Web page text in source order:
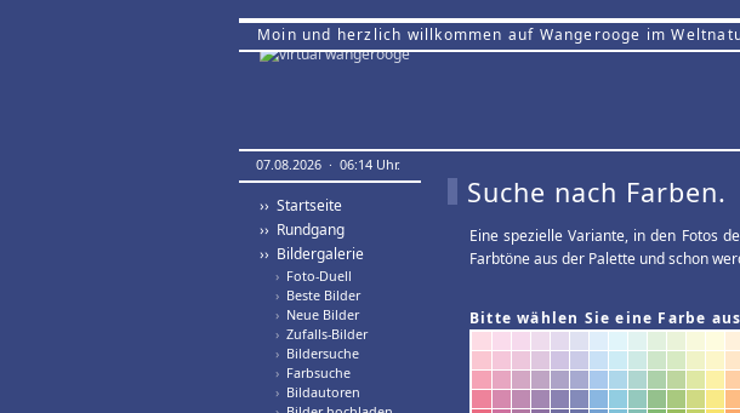
Moin und herzlich willkommen auf Wangerooge im
07.08.2026 · 06:14 Uhr.
›› Startseite
›› Rundgang
›› Bildergalerie
› Foto-Duell
› Beste Bilder
› Neue Bilder
› Zufalls-Bilder
› Bildersuche
› Farbsuche
› Bildautoren
Suche nach Farben.
Eine spezielle Variante, in den Fotos
Farbtöne aus der Palette und schon
Bitte wählen Sie eine Farbe